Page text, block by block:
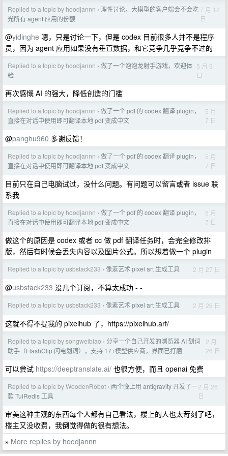
Replied to a topic by hoodjannn › 理性讨论，大模型的客户端会不会吃
光所有 agent 应用的份额
7 月 12
日
@yidinghe 嗯，只是讨论一下，但是 codex 目前很多人并不是程序
员，因为 agent 应用如果没有垂直数据，和它竞争几乎竞争不过的
Replied to a topic by hoodjannn › 做了一个泡泡龙射手游戏，欢迎体
验
5 月 9
日
再次感慨 AI 的强大，降低创造的门槛
Replied to a topic by hoodjannn › 做了一个 pdf 的 codex 翻译 plugin，
直接在对话中使用即可翻译本地 pdf 变成中文
5 月
7 日
@panghu960 多谢反馈！
Replied to a topic by hoodjannn › 做了一个 pdf 的 codex 翻译 plugin，
直接在对话中使用即可翻译本地 pdf 变成中文
5 月
7 日
目前只在自己电脑试过，没什么问题。有问题可以留言或者 issue 联
系我
Replied to a topic by hoodjannn › 做了一个 pdf 的 codex 翻译 plugin，
直接在对话中使用即可翻译本地 pdf 变成中文
5 月
7 日
做这个的原因是 codex 或者 cc 做 pdf 翻译任务时，会完全修改排
版，然后有时候会丢失内容以及图片公式。所以想着做一个 plugin
Replied to a topic by usbstack233 › 像素艺术 pixel art 生成工具 2 月 27 日
@usbstack233 没几个订阅，不算太成功 - -
Replied to a topic by usbstack233 › 像素艺术 pixel art 生成工具 2 月 26 日
这就不得不提我的 pixelhub 了，https://pixelhub.art/
Replied to a topic by songweibiao › 分享一个自己开发的浏览器 AI 划词
助手（FlashClip 闪电划词），支持 17+模型供应商，界面已打磨
2 月
26 日
可以尝试 https://deeptranslate.ai/ 也很方便，而且 openai 免费
Replied to a topic by WoodenRobot › 两个晚上用 antigravity 开发了一
款 TuiRedis 工具
2 月 26
日
审美这种主观的东西每个人都有自己看法，楼上的人也太苛刻了吧，
楼主又没收费，我倒觉得做的很有想法。
» More replies by hoodjannn